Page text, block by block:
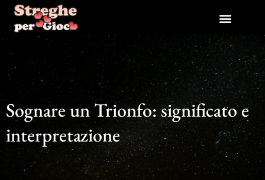
contenuto
Sognare un Trionfo: significato e
interpretazione